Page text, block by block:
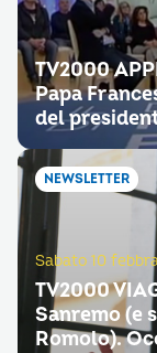
TV2000
Papa
del
NEWSLETTER
Sabato 10
TV2000
Sanremo (e
Romolo).